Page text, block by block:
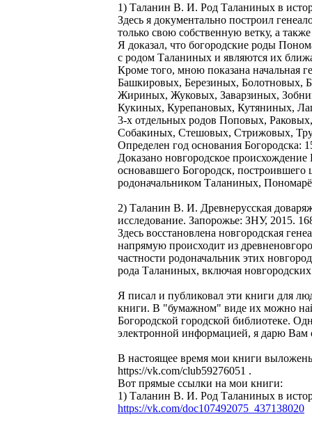
1) Таланин В. И. Род Таланиных в
Здесь я документально построил
только свою собственную ветку, а
Я доказал, что богородские роды
с родом Таланиных и являются их
Кроме того, мною показана начальная
Башкировых, Березиных, Болотновых,
Жириных, Жуковых, Заварзиных,
Кукиных, Курепановых, Кутяниных,
3-х отдельных родов Поповых,
Собакиных, Стешовых, Стрижовых,
Определен год основания Богородска:
Доказано новгородское
основавшего Богородск, построившего
родоначальником Таланиных,
2) Таланин В. И. Древнерусская
исследование. Запорожье: ЗНУ, 2015.
Здесь восстановлена новгородская
напрямую происходит из
частности родоначальник этих
рода Таланиных, включая
Я писал и публиковал эти книги для
книги. В "бумажном" виде их можно
Богородской городской библиотеке.
электронной информацией, я дарю Вам
В настоящее время мои книги
https://vk.com/club59276051 .
Вот прямые ссылки на мои книги:
1) Таланин В. И. Род Таланиных в
https://vk.com/doc107492075_437138020